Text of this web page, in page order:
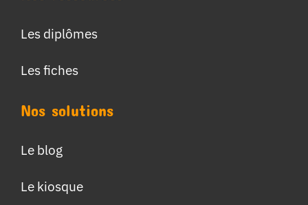
Les diplômes
Les fiches
Nos solutions
Le blog
Le kiosque